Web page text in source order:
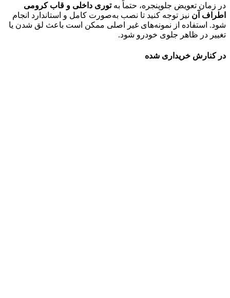
در زمان تعویض جلوپنجره، حتماً بهتوری داخلی و قاب کرومی
اطراف آن نیز توجه کنید تا نصب به‌صورت کامل و استاندارد انجام
شود. استفاده از نمونه‌های غیر اصلی ممکن است باعث لق شدن یا
تغییر در ظاهر جلوی خودرو شود.
در کنارش خریداری شده